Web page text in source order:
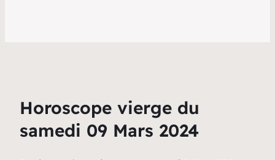
Horoscope vierge du
samedi 09 Mars 2024